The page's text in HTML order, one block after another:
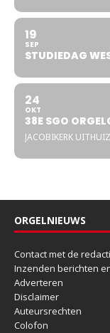
19
SEP
STUDIEDAG
24
OKT
38E SGO
JACOBIKERK
ORGELNIEUWS
Contact met de
Inzenden berichten
Adverteren
Disclaimer
Auteursrechten
Colofon